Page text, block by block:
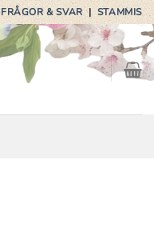
FRÅGOR & SVAR|STAMMIS